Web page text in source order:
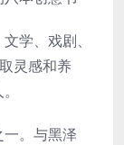
学、戏剧、
灵感和养
。与黑泽